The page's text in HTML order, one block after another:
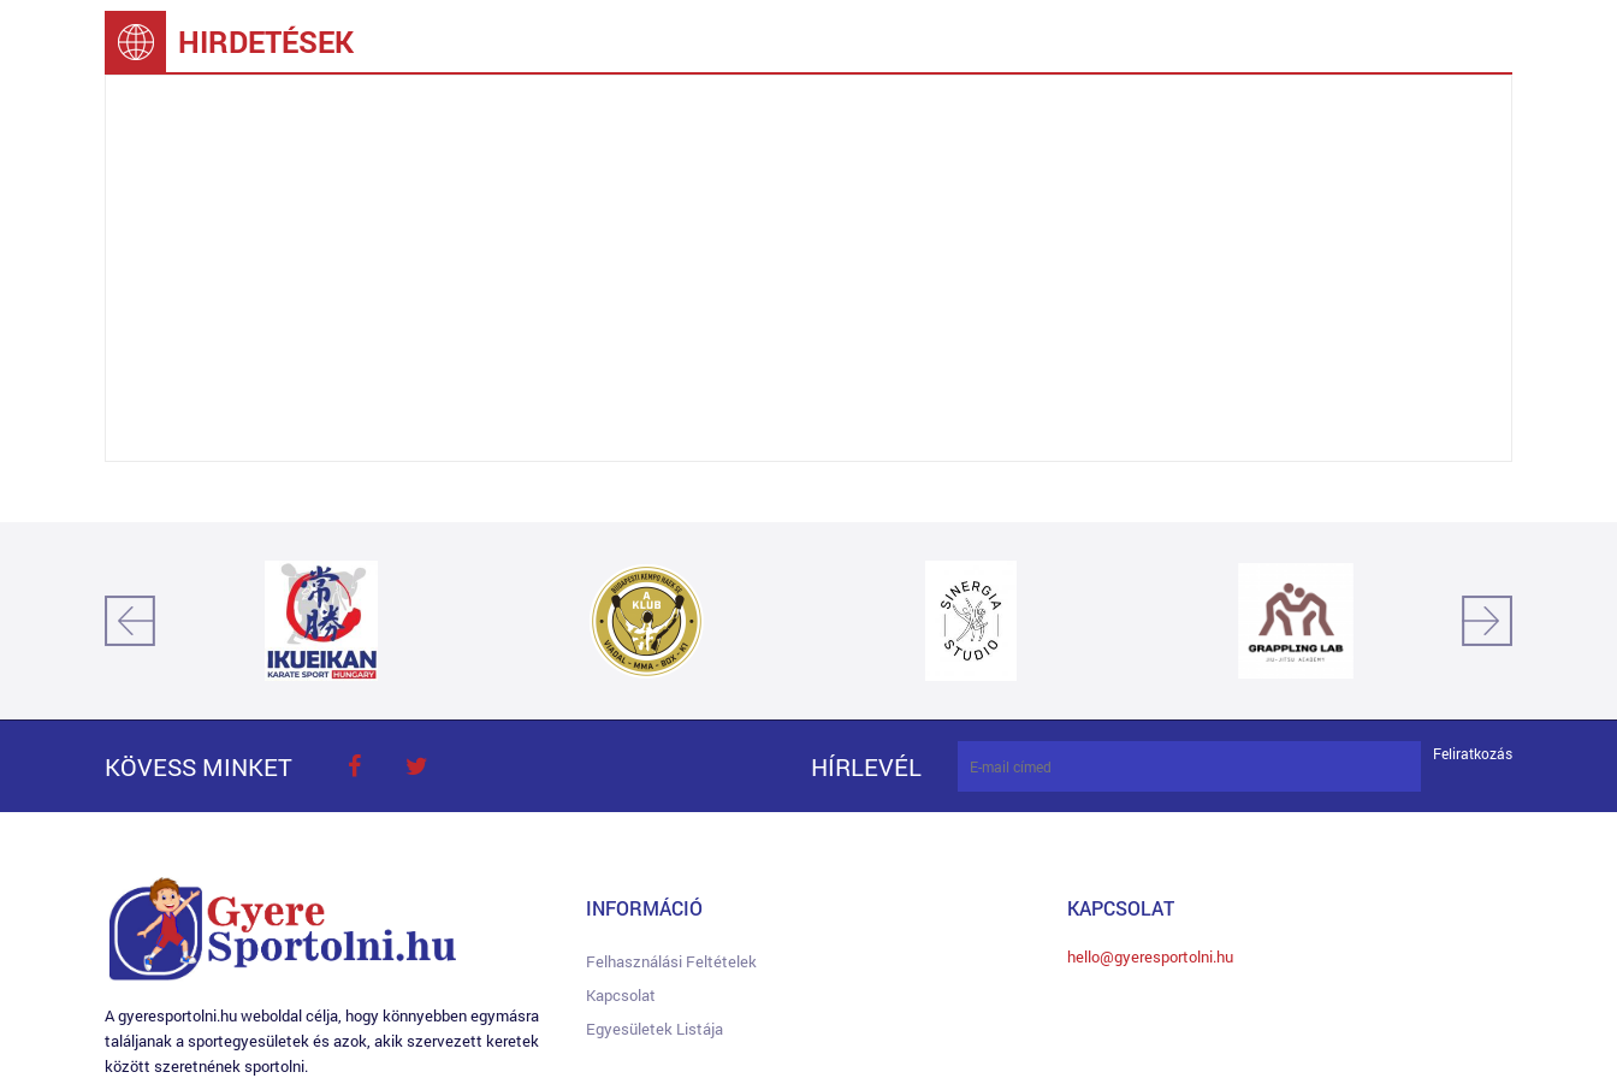
HIRDETÉSEK
KÖVESS MINKET HÍRLEVÉL Feliratkozás
A gyeresportolni.hu weboldal célja, hogy könnyebben egymásra
találjanak a sportegyesületek és azok, akik szervezett keretek
között szeretnének sportolni.
INFORMÁCIÓ
Felhasználási Feltételek
Kapcsolat
Egyesületek Listája
KAPCSOLAT
hello@gyeresportolni.hu